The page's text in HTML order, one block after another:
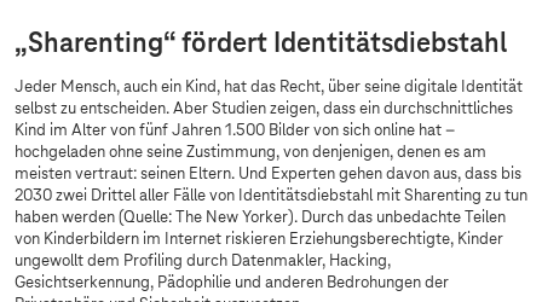
„Sharenting“ fördert Identitätsdiebstahl
Jeder Mensch, auch ein Kind, hat das Recht, über seine digitale Identität
selbst zu entscheiden. Aber Studien zeigen, dass ein durchschnittliches
Kind im Alter von fünf Jahren 1.500 Bilder von sich online hat –
hochgeladen ohne seine Zustimmung, von denjenigen, denen es am
meisten vertraut: seinen Eltern. Und Experten gehen davon aus, dass bis
2030 zwei Drittel aller Fälle von Identitätsdiebstahl mit Sharenting zu tun
haben werden (Quelle: The New Yorker). Durch das unbedachte Teilen
von Kinderbildern im Internet riskieren Erziehungsberechtigte, Kinder
ungewollt dem Profiling durch Datenmakler, Hacking,
Gesichtserkennung, Pädophilie und anderen Bedrohungen der